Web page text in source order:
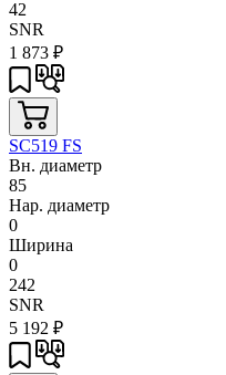
42
SNR
1 873 ₽
SC519 FS
Вн. диаметр
85
Нар. диаметр
0
Ширина
0
242
SNR
5 192 ₽